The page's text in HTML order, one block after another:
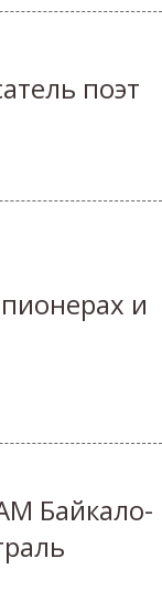
поэт
и
Байкало-